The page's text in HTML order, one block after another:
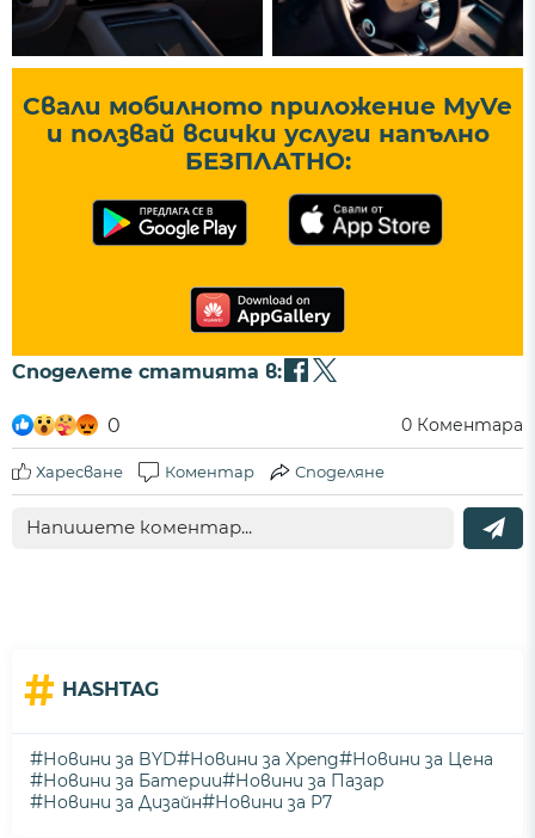
Свали мобилното приложение MyVe
и ползвай всички услуги напълно
БЕЗПЛАТНО:
Споделете статията в:
0 0 Коментара
Харесване Коментар Споделяне
# HASHTAG
#Новини за BYD#Новини за Xpeng#Новини за Цена
#Новини за Батерии#Новини за Пазар
#Новини за Дизайн#Новини за P7